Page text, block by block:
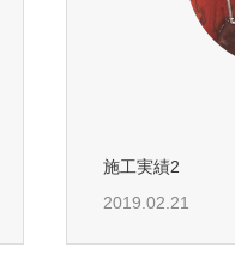
施工実績2
2019.02.21